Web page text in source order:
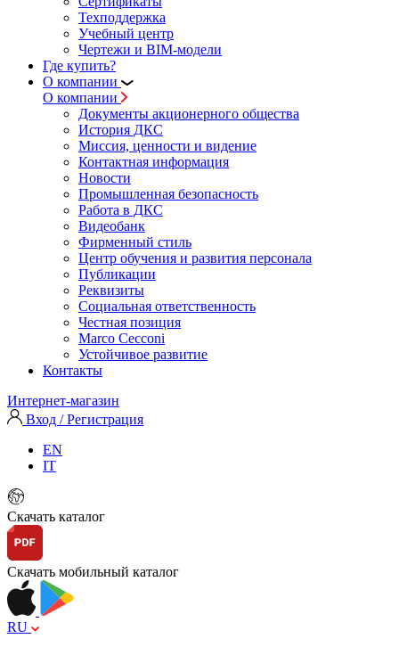
Техподдержка
Учебный центр
Чертежи и BIM-модели
Где купить?
О компании
О компании
Документы акционерного общества
История ДКС
Миссия, ценности и видение
Контактная информация
Новости
Промышленная безопасность
Работа в ДКС
Видеобанк
Фирменный стиль
Центр обучения и развития персонала
Публикации
Реквизиты
Социальная ответственность
Честная позиция
Marco Cecconi
Устойчивое развитие
Контакты
Интернет-магазин
Вход / Регистрация
EN
IT
Скачать каталог
Скачать мобильный каталог
RU